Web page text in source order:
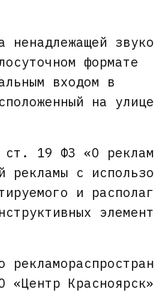
ненадлежащей
формате
входом в
на улице
ст. 19 ФЗ «О
рекламы с
и